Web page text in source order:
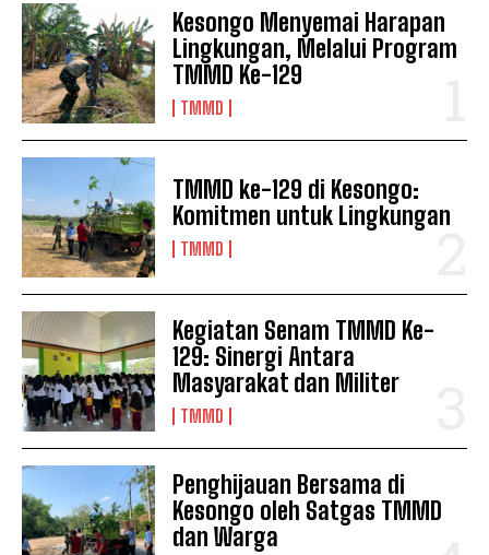
Kesongo Menyemai Harapan
Lingkungan, Melalui Program
TMMD Ke-129
TMMD
TMMD ke-129 di Kesongo:
Komitmen untuk Lingkungan
TMMD
Kegiatan Senam TMMD Ke-
129: Sinergi Antara
Masyarakat dan Militer
TMMD
Penghijauan Bersama di
Kesongo oleh Satgas TMMD
dan Warga